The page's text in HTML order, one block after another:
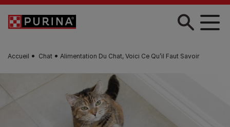
Skip to main content
Accueil Chat Alimentation Du Chat, Voici Ce Qu’il Faut Savoir